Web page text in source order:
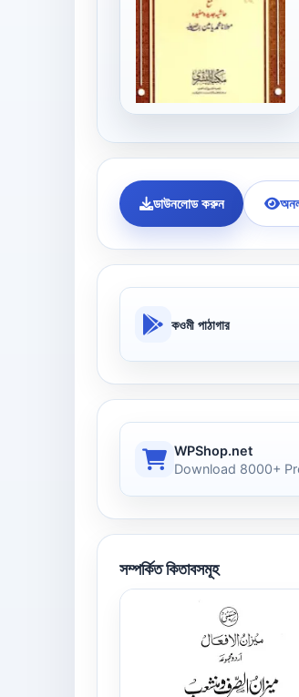
ডাউনলোড করুন
কওমী পাঠাগার
WPShop.net
Download 8000+
সম্পর্কিত কিতাবসমূহ